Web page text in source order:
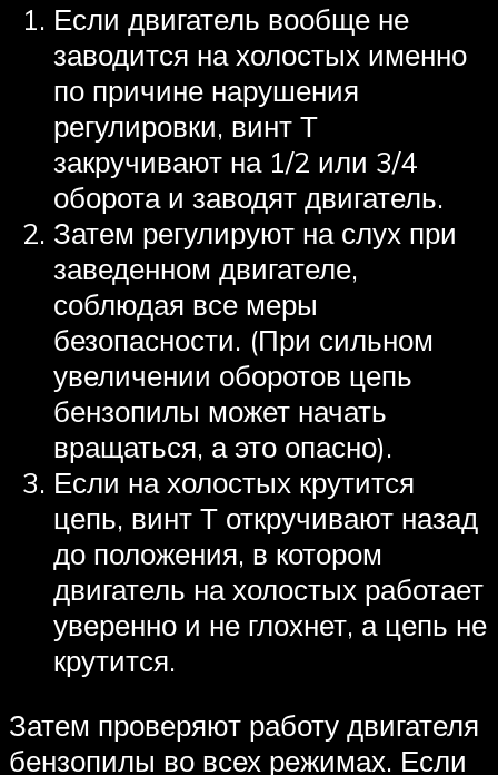
Если двигатель вообще не
заводится на холостых именно
по причине нарушения
регулировки, винт Т
закручивают на 1/2 или 3/4
оборота и заводят двигатель.
Затем регулируют на слух при
заведенном двигателе,
соблюдая все меры
безопасности. (При сильном
увеличении оборотов цепь
бензопилы может начать
вращаться, а это опасно).
Если на холостых крутится
цепь, винт Т откручивают назад
до положения, в котором
двигатель на холостых работает
уверенно и не глохнет, а цепь не
крутится.
Затем проверяют работу двигателя
бензопилы во всех режимах. Если